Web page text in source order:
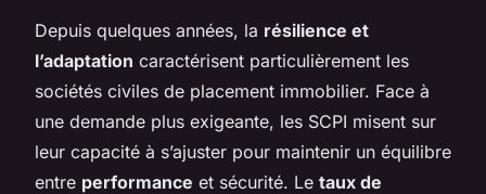
Depuis quelques années, la résilience et
l’adaptation caractérisent particulièrement les
sociétés civiles de placement immobilier. Face à
une demande plus exigeante, les SCPI misent sur
leur capacité à s’ajuster pour maintenir un équilibre
entre performance et sécurité. Le taux de